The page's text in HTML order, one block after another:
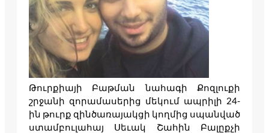
Թուրքիայի Բաթման նահագի Քոզլուքի
շրջանի զորամասերից մեկում ապրիլի 24-
ին թուրք զինծառայակցի կողմից սպանված
ստամբուլահայ Սեւակ Շահին Բալըքչի